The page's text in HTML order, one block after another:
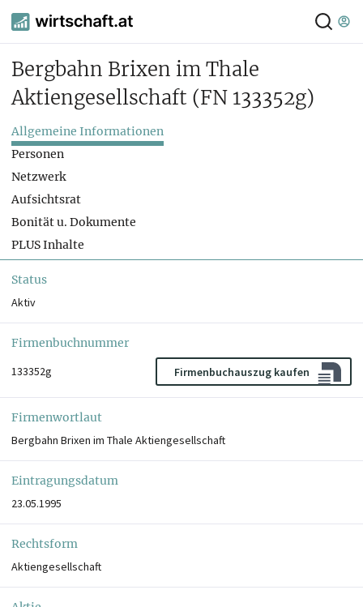
Bergbahn Brixen im Thale
Aktiengesellschaft (FN 133352g)
Allgemeine Informationen
Personen
Netzwerk
Aufsichtsrat
Bonität u. Dokumente
PLUS Inhalte
Status
Aktiv
Firmenbuchnummer
133352g
Firmenbuchauszug kaufen
Firmenwortlaut
Bergbahn Brixen im Thale Aktiengesellschaft
Eintragungsdatum
23.05.1995
Rechtsform
Aktiengesellschaft